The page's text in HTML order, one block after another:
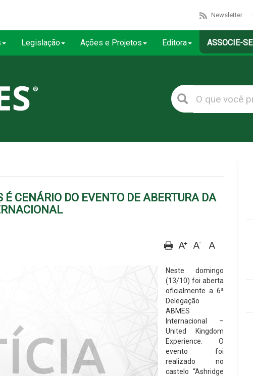
Newsletter
Legislação Ações e Projetos Editora ASSOCIE-SE
CENÁRIO DO EVENTO DE ABERTURA DA
Neste domingo
(13/10) foi aberta
oficialmente a 6ª
Delegação
ABMES
Internacional –
United Kingdom
Experience. O
evento foi
realizado no
castelo “Ashridge